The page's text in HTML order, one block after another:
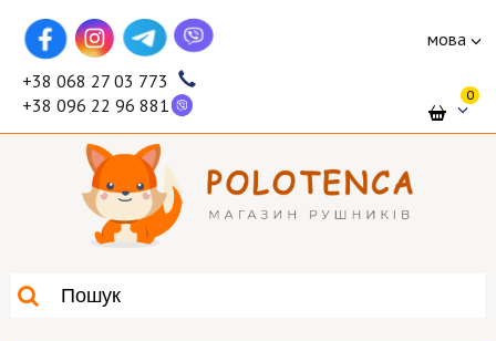
мова
+38 068 27 03 773
+38 096 22 96 881
0